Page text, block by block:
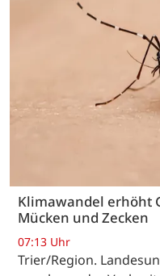
Klimawandel erhöht
Mücken und Zecken
07:13 Uhr
Trier/Region.